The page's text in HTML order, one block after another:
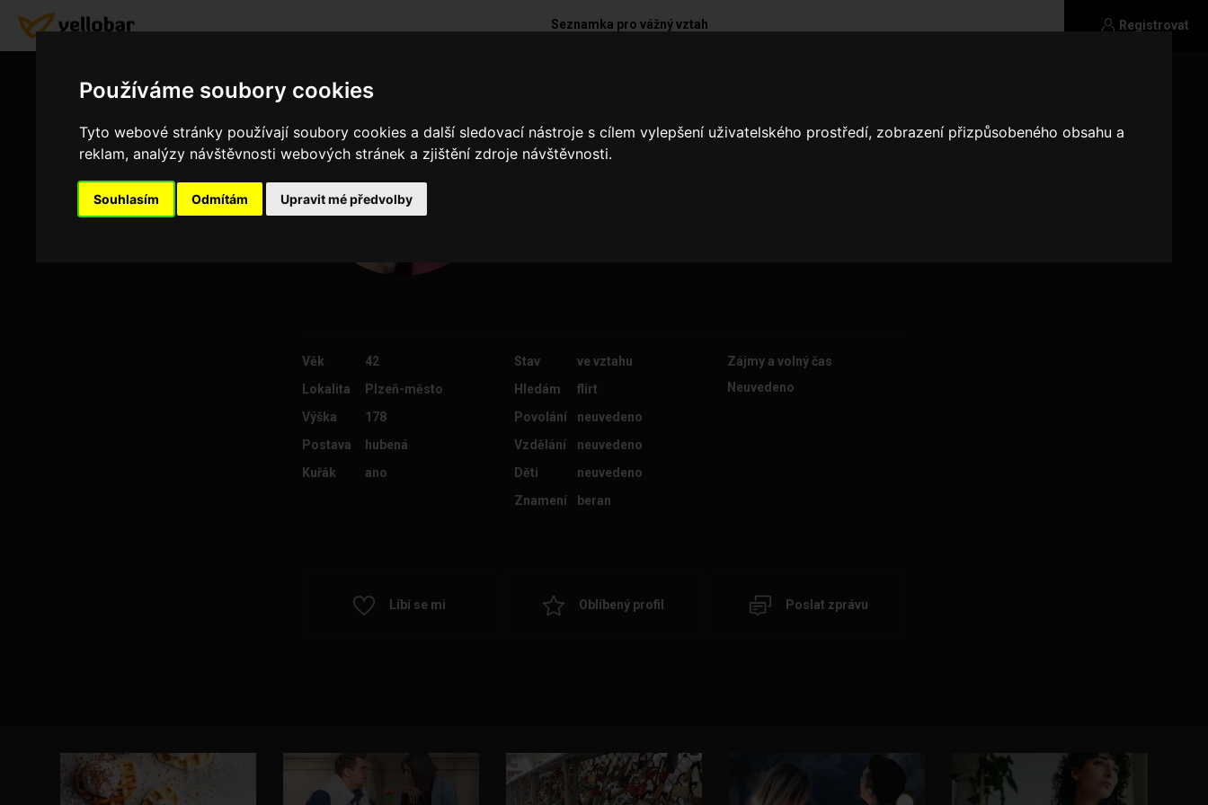
Používáme soubory cookies
Tyto webové stránky používají soubory cookies a další sledovací nástroje s cílem vylepšení uživatelského prostředí, zobrazení přizpůsobeného obsahu a
reklam, analýzy návštěvnosti webových stránek a zjištění zdroje návštěvnosti.
Souhlasím Odmítám Upravit mé předvolby
Registrovat
Seznamka pro vážný vztah
Sexy zenu nebo par
Věk
42
Lokalita
Plzeň-město
Výška
178
Postava
hubená
Kuřák
ano
Stav
ve vztahu
Hledám
flirt
Povolání
neuvedeno
Vzdělání
neuvedeno
Děti
neuvedeno
Znamení
beran
Zájmy a volný čas
Neuvedeno
Líbí se mi Oblíbený profil Poslat zprávu